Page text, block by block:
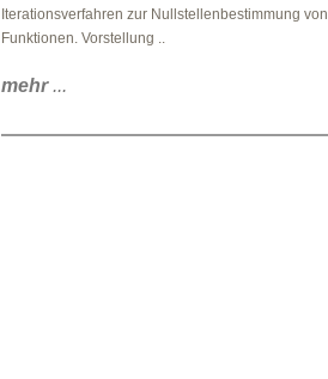
Iterationsverfahren zur Nullstellenbestimmung von
Funktionen. Vorstellung ..
mehr...